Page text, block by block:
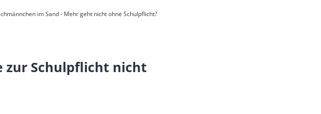
im Sand - Mehr geht nicht ohne Schulpflicht?
zur Schulpflicht nicht